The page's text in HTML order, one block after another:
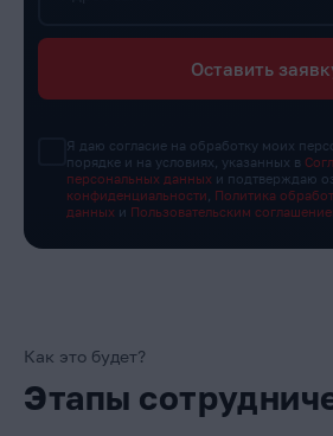
Оставить
Я даю согласие на обработку моих
порядке и на условиях, указанных в
персональных данных и подтверждаю
конфиденциальности
Политика
данных и Пользовательским
Как это будет?
Этапы